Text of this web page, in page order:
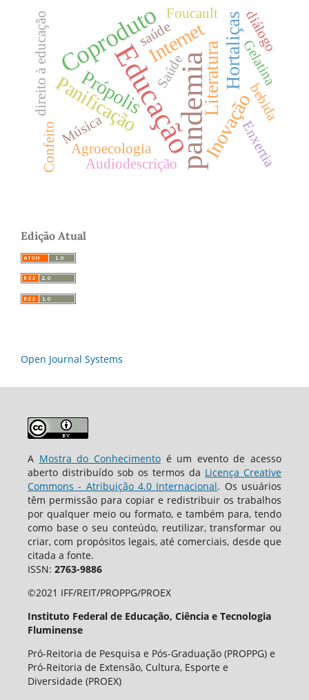
pandemia
Educação
CoprodutoInternet
Inovação
Panificação LiteraturaHortaliças
Própolis
Música
Saúde
direito à educação
Confeito
Gelatina
Agroecologia Enxertia
saúde
bebida
Foucault
Audiodescrição
diálogo
Edição Atual
Open Journal Systems
A Mostra do Conhecimentoé um evento de acesso
aberto distribuído sob os termos da Licença Creative
Commons - Atribuição 4.0 Internacional. Os usuários
têm permissão para copiar e redistribuir os trabalhos
por qualquer meio ou formato, e também para, tendo
como base o seu conteúdo, reutilizar, transformar ou
criar, com propósitos legais, até comerciais, desde que
citada a fonte.
ISSN: 2763-9886
©2021 IFF/REIT/PROPPG/PROEX
Instituto Federal de Educação, Ciência e Tecnologia
Fluminense
Pró-Reitoria de Pesquisa e Pós-Graduação (PROPPG) e
Pró-Reitoria de Extensão, Cultura, Esporte e
Diversidade (PROEX)